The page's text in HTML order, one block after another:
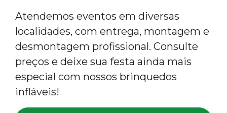
Atendemos eventos em diversas
localidades, com entrega, montagem e
desmontagem profissional. Consulte
preços e deixe sua festa ainda mais
especial com nossos brinquedos
infláveis!